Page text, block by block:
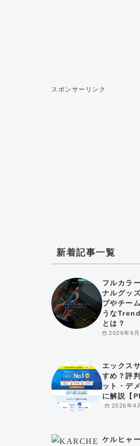
スポンサーリンク
新着記事一覧
2026年6
フルカラ
ナルグッ
ブやチー
うな
とは？
2026年4
エックス
すめ？評
ット・デ
に解説【
ケルヒャ